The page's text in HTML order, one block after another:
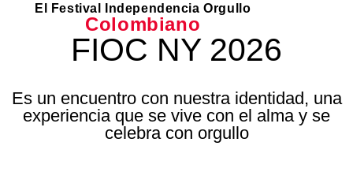
El Festival Independencia Orgullo
Colombiano
FIOC NY 2026
Es un encuentro con nuestra identidad, una
experiencia que se vive con el alma y se
celebra con orgullo